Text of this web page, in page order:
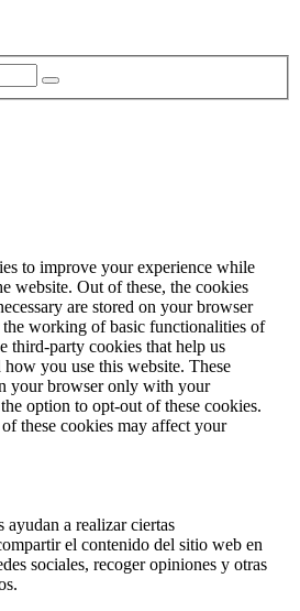
to improve your experience while
website. Out of these, the cookies
are stored on your browser
the working of basic functionalities of
third-party cookies that help us
how you use this website. These
your browser only with your
option to opt-out of these cookies.
these cookies may affect your
a realizar ciertas
el contenido del sitio web en
sociales, recoger opiniones y otras